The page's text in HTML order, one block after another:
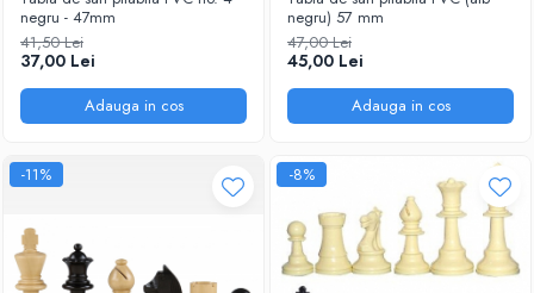
negru - 47mm
41,50 Lei
37,00 Lei
Adauga in cos
negru) 57 mm
47,00 Lei
45,00 Lei
Adauga in cos
-11% -8%